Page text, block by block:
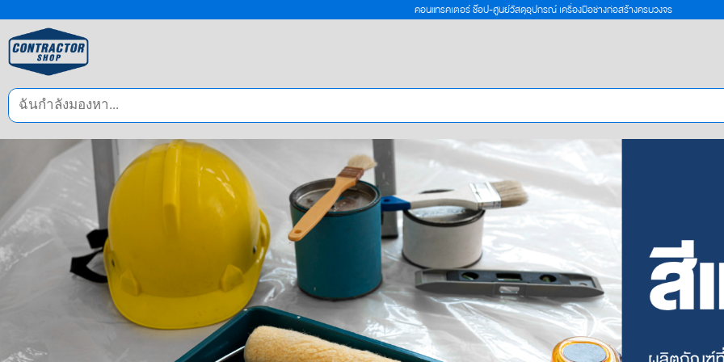
คอนแทรคเตอร์ ช๊อป-ศูนย์วัสดุอุปกรณ์ เครื่องมือช่างก่อสร้างครบวงจร